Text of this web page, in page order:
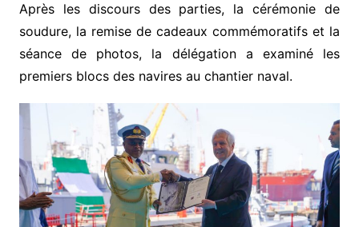
Après les discours des parties, la cérémonie de
soudure, la remise de cadeaux commémoratifs et la
séance de photos, la délégation a examiné les
premiers blocs des navires au chantier naval.